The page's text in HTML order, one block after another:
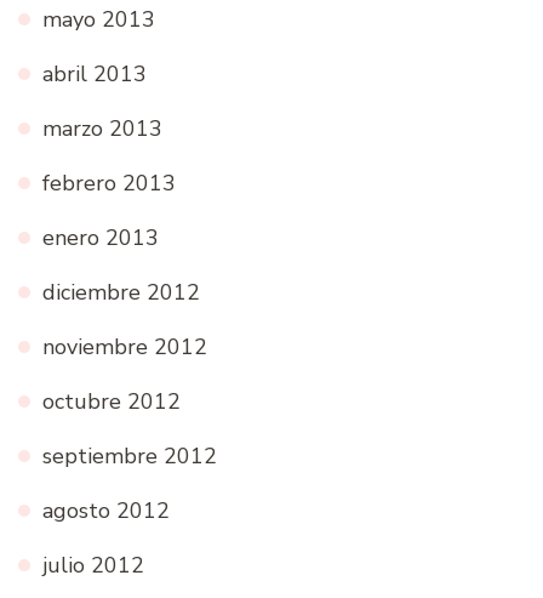
mayo 2013
abril 2013
marzo 2013
febrero 2013
enero 2013
diciembre 2012
noviembre 2012
octubre 2012
septiembre 2012
agosto 2012
julio 2012